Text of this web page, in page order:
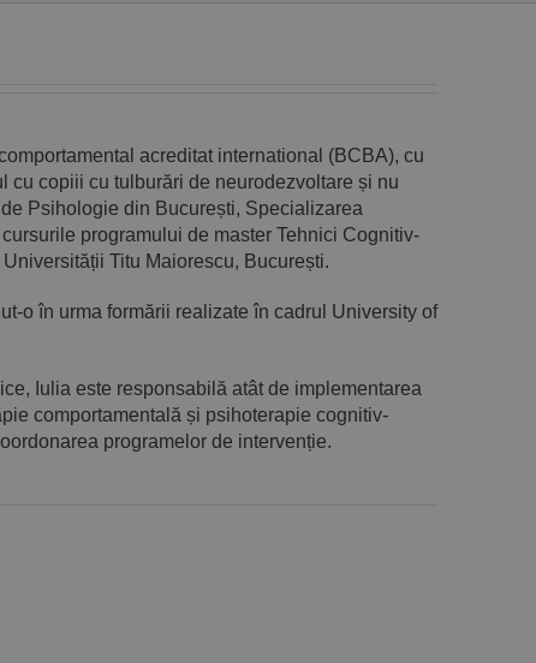
acreditat international (BCBA), cu
cu copiii cu tulburări de neurodezvoltare și nu
Psihologie din București, Specializarea
programului de master Tehnici Cognitiv-
Titu Maiorescu, București.
o în urma formării realizate în cadrul University of
Iulia este responsabilă atât de implementarea
comportamentală și psihoterapie cognitiv-
programelor de intervenție.